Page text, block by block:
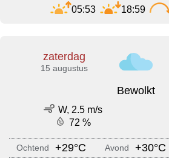
05:53 18:59
zaterdag
15 augustus
Bewolkt
W, 2.5 m/s
72 %
Ochtend +29°C Avond +30°C